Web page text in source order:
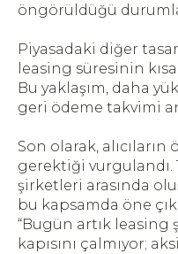
öngörüldüğü
Piyasadaki diğer
leasing süresinin
Bu yaklaşım, daha
geri ödeme takvimi
Son olarak,
gerektiği
şirketleri arasında
bu kapsamda öne
“Bugün artık
kapısını çalmıyor;